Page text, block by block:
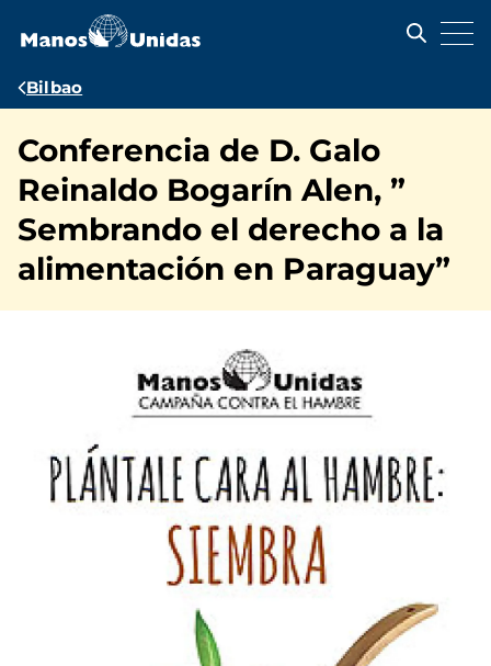
contenido
Ruta
navegación
Bilbao
Conferencia de D. Galo
Reinaldo Bogarín Alen, ”
Sembrando el derecho a la
alimentación en Paraguay”